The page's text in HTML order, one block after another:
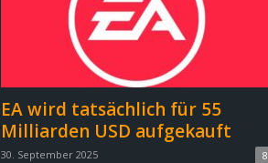
EA wird tatsächlich für 55
Milliarden USD aufgekauft
30. September 2025 8